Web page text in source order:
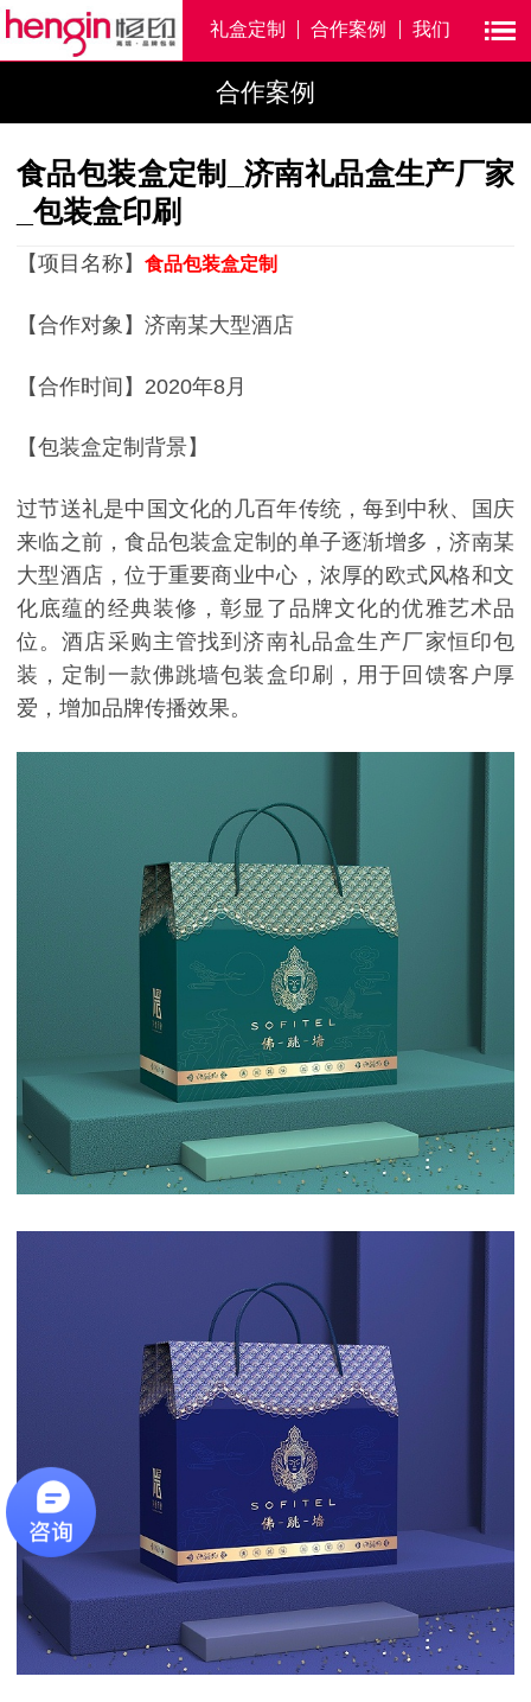
礼盒定制 合作案例 我们
合作案例
食品包装盒定制_济南礼品盒生产厂家
_包装盒印刷
【项目名称】 食品包装盒定制
【合作对象】济南某大型酒店
【合作时间】2020年8月
【包装盒定制背景】
过节送礼是中国文化的几百年传统，每到中秋、国庆
来临之前，食品包装盒定制的单子逐渐增多，济南某
大型酒店，位于重要商业中心，浓厚的欧式风格和文
化底蕴的经典装修，彰显了品牌文化的优雅艺术品
位。酒店采购主管找到济南礼品盒生产厂家恒印包
装，定制一款佛跳墙包装盒印刷，用于回馈客户厚
爱，增加品牌传播效果。